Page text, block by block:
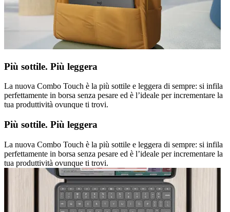
Più sottile. Più leggera
La nuova Combo Touch è la più sottile e leggera di sempre: si infila
perfettamente in borsa senza pesare ed è l’ideale per incrementare la
tua produttività ovunque ti trovi.
Più sottile. Più leggera
La nuova Combo Touch è la più sottile e leggera di sempre: si infila
perfettamente in borsa senza pesare ed è l’ideale per incrementare la
tua produttività ovunque ti trovi.